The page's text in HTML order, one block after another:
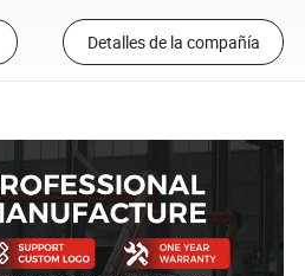
Detalles de la compañía